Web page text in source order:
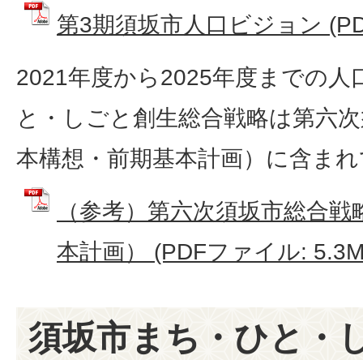
第3期須坂市人口ビジョン
2021年度から2025年度までの人
と・しごと創生総合戦略は第六
本構想・前期基本計画）に含ま
（参考）第六次須坂市総合
本計画） (PDFファイル:
須坂市まち・ひと・